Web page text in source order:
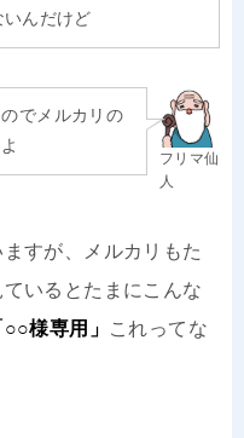
んだけど
フリマ仙
人
でメルカリの
すが、メルカリもた
いるとたまにこんな
○○様専用」 これってな